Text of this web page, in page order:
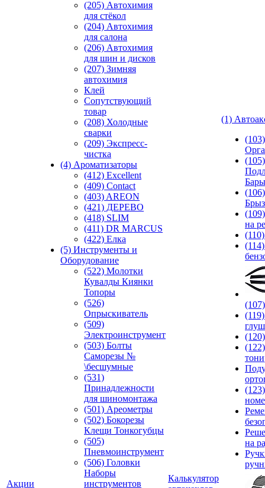
Акции
(205) Автохимия
для стёкол
(204) Автохимия
для салона
(206) Автохимия
для шин и дисков
(207) Зимняя
автохимия
Клей
Сопутствующий
товар
(208) Холодные
сварки
(209) Экспреcс-
чистка
(4) Ароматизаторы
(412) Excellent
(409) Contact
(403) AREON
(421) ДЕРЕВО
(418) SLIM
(411) DR MARCUS
(422) Елка
(5) Инструменты и
Оборудование
(522) Молотки
Кувалды Киянки
Топоры
(526)
Опрыскиватель
(509)
Электроинструмент
(503) Болты
Саморезы №
\бесшумные
(531)
Принадлежности
для шиномонтажа
(501) Ареометры
(502) Бокорезы
Клещи Тонкогубцы
(505)
Пневмоинструмент
(506) Головки
Наборы
инструментов
Калькулятор
(1)
(105)
Бары
(106)
на
на